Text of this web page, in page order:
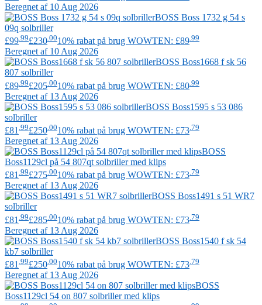
Beregnet af 10 Aug 2026
BOSS Boss 1732 g 54 s
09q solbriller
£99 .99£230 .0010% rabat på brug WOWTEN: £89 .99
Beregnet af 10 Aug 2026
BOSS Boss1668 f sk 56
807 solbriller
£89 .99£205 .0010% rabat på brug WOWTEN: £80 .99
Beregnet af 13 Aug 2026
BOSS Boss1595 s 53 086
solbriller
£81 .99£250 .0010% rabat på brug WOWTEN: £73 .79
Beregnet af 13 Aug 2026
BOSS
Boss1129cl på 54 807qt solbriller med klips
£81 .99£275 .0010% rabat på brug WOWTEN: £73 .79
Beregnet af 13 Aug 2026
BOSS Boss1491 s 51 WR7
solbriller
£81 .99£285 .0010% rabat på brug WOWTEN: £73 .79
Beregnet af 13 Aug 2026
BOSS Boss1540 f sk 54
kb7 solbriller
£81 .99£250 .0010% rabat på brug WOWTEN: £73 .79
Beregnet af 13 Aug 2026
BOSS
Boss1129cl 54 on 807 solbriller med klips